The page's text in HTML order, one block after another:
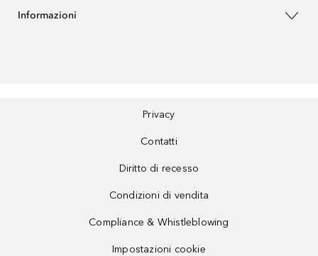
Informazioni
Privacy
Contatti
Diritto di recesso
Condizioni di vendita
Compliance & Whistleblowing
Impostazioni cookie